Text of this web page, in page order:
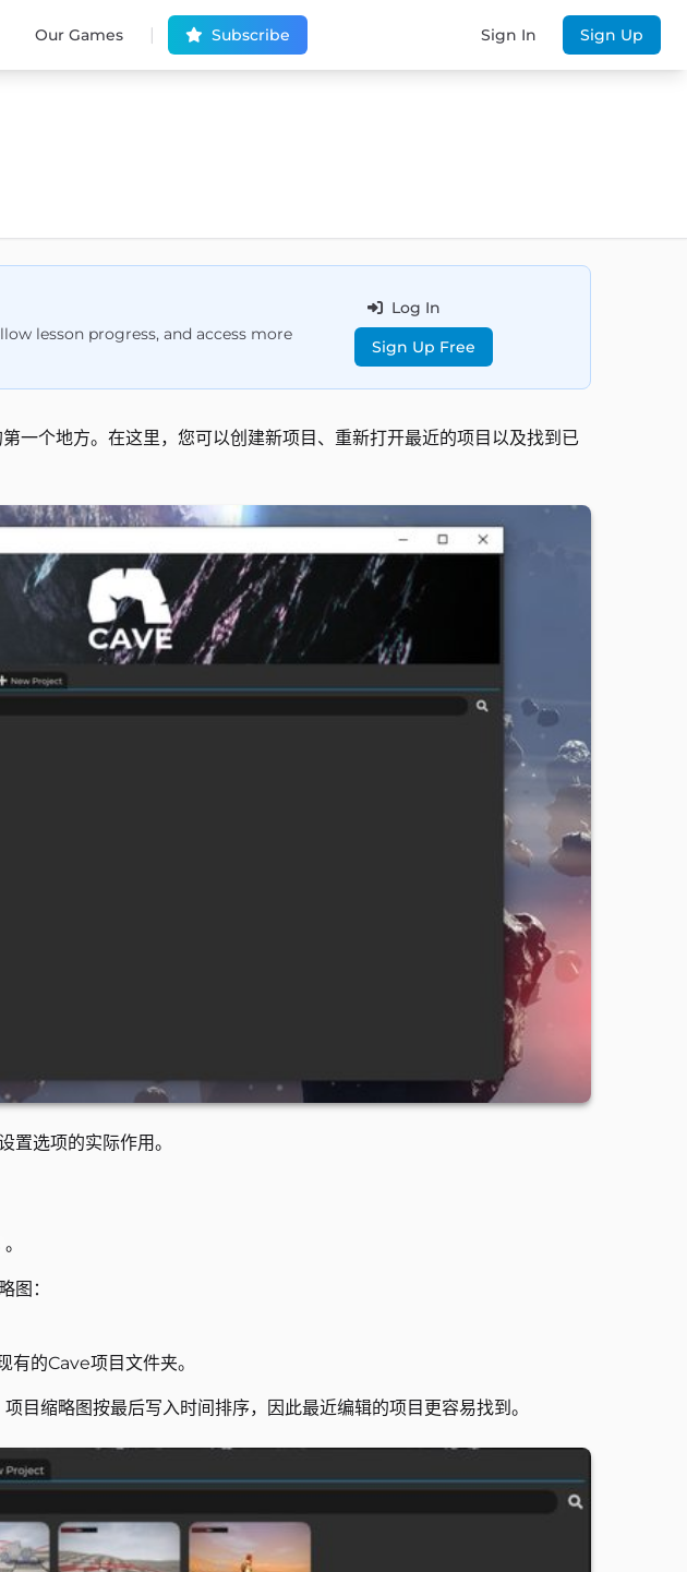
Our Games | Subscribe Sign In Sign Up
lesson progress, and access more
Log In
Sign Up Free
一个地方。在这里，您可以创建新项目、重新打开最近的项目以及找到已
置选项的实际作用。
。
图：
有的Cave项目文件夹。
目缩略图按最后写入时间排序，因此最近编辑的项目更容易找到。